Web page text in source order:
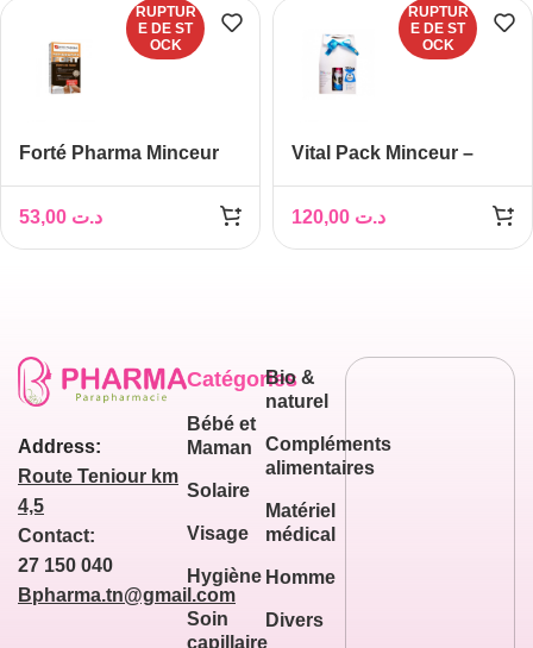
RUPTUR
E DE ST
OCK
Forté Pharma Minceur
د.ت
RUPTUR
E DE ST
OCK
Vital Pack Minceur –
Jours
د.ت
Address:
Route Teniour km
4,5
Contact:
27 150 040
Bpharma.tn@gmail.com
Catégories
Bébé et
Maman
Solaire
Visage
Hygiène
Soin
capillaire
Bio &
naturel
Compléments
alimentaires
Matériel
médical
Homme
Divers